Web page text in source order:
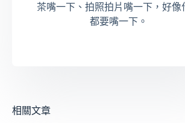
茶嘴一下、拍照拍片嘴一下，好像
都要嘴一下。
相關文章